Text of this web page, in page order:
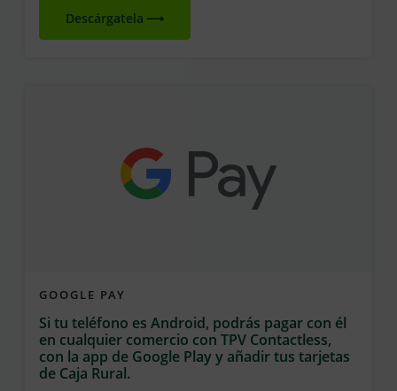
Descárgatela
GOOGLE PAY
Si tu teléfono es Android, podrás pagar con él
en cualquier comercio con TPV Contactless,
con la app de Google Play y añadir tus tarjetas
de Caja Rural.